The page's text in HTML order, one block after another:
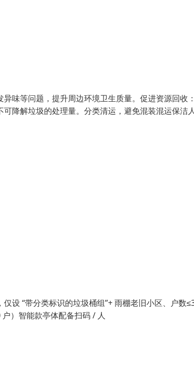
味等问题，提升周边环境卫生质量。促进资源回收
降解垃圾的处理量。分类清运，避免混装混运保洁
设 “带分类标识的垃圾桶组”+ 雨棚老旧小区、户数
）智能款亭体配备扫码 / 人